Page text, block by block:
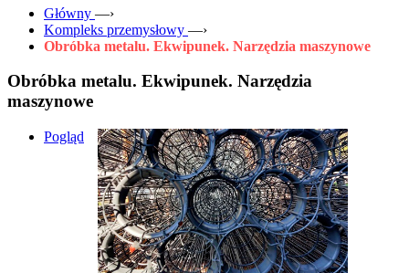
Główny —›
Kompleks przemysłowy —›
Obróbka metalu. Ekwipunek. Narzędzia maszynowe
Obróbka metalu. Ekwipunek. Narzędzia
maszynowe
Pogląd